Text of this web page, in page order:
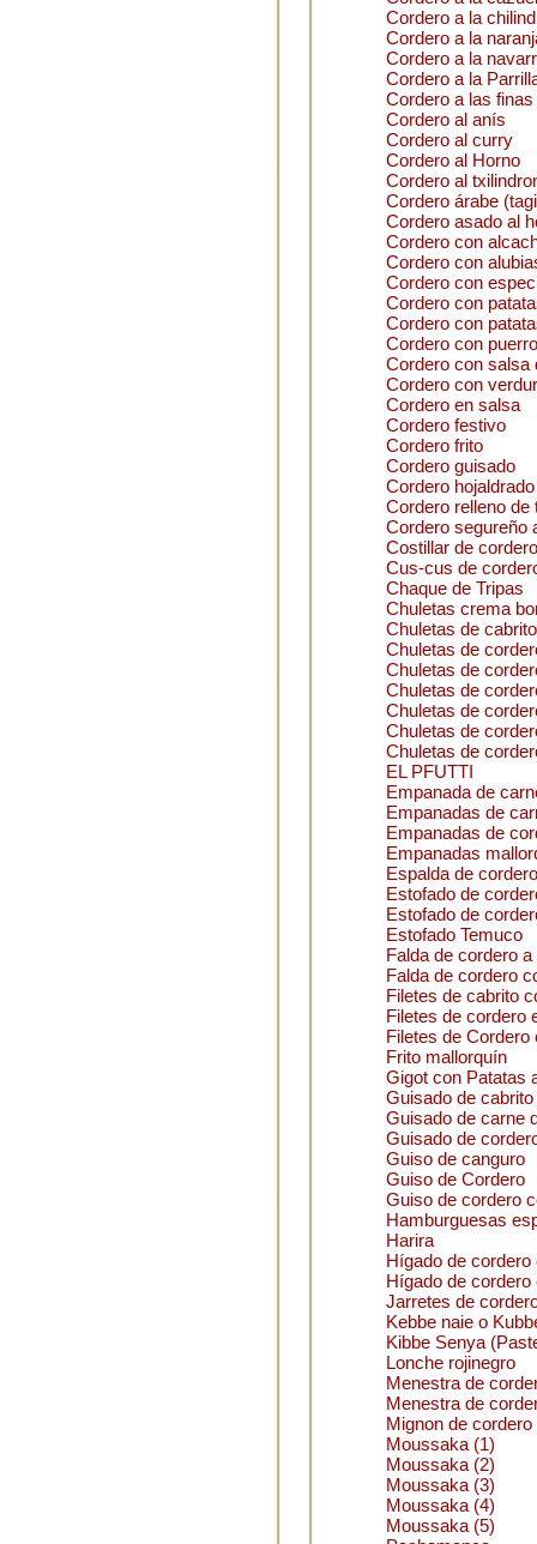
Cordero a la
Cordero a la
Cordero a la
Cordero a la
Cordero a las
Cordero al anís
Cordero al curry
Cordero al Horno
Cordero al
Cordero árabe
Cordero asado al
Cordero con
Cordero con
Cordero con
Cordero con
Cordero con
Cordero con
Cordero con salsa
Cordero con
Cordero en salsa
Cordero festivo
Cordero frito
Cordero guisado
Cordero hojaldrado
Cordero relleno de
Cordero segureño
Costillar de cordero
Cus-cus de
Chaque de Tripas
Chuletas crema
Chuletas de
Chuletas de
Chuletas de
Chuletas de
Chuletas de
Chuletas de
Chuletas de
EL PFUTTI
Empanada de
Empanadas de
Empanadas de
Empanadas
Espalda de cordero
Estofado de
Estofado de
Estofado Temuco
Falda de cordero
Falda de cordero
Filetes de cabrito
Filetes de cordero
Filetes de Cordero
Frito mallorquín
Gigot con Patatas
Guisado de cabrito
Guisado de carne
Guisado de
Guiso de canguro
Guiso de Cordero
Guiso de cordero
Hamburguesas
Harira
Hígado de cordero
Hígado de cordero
Jarretes de
Kebbe naie o
Kibbe Senya
Lonche rojinegro
Menestra de
Menestra de
Mignon de cordero
Moussaka (1)
Moussaka (2)
Moussaka (3)
Moussaka (4)
Moussaka (5)